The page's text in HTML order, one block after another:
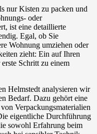
nur Kisten zu packen und
oder
ist eine detaillierte
Egal, ob Sie
Wohnung umziehen oder
zieht: Ein auf Ihren
Schritt zu einem
Helmstedt analysieren wir
Bedarf. Dazu gehört eine
Verpackungsmaterialien
eigentliche Durchführung
sowohl Erfahrung beim